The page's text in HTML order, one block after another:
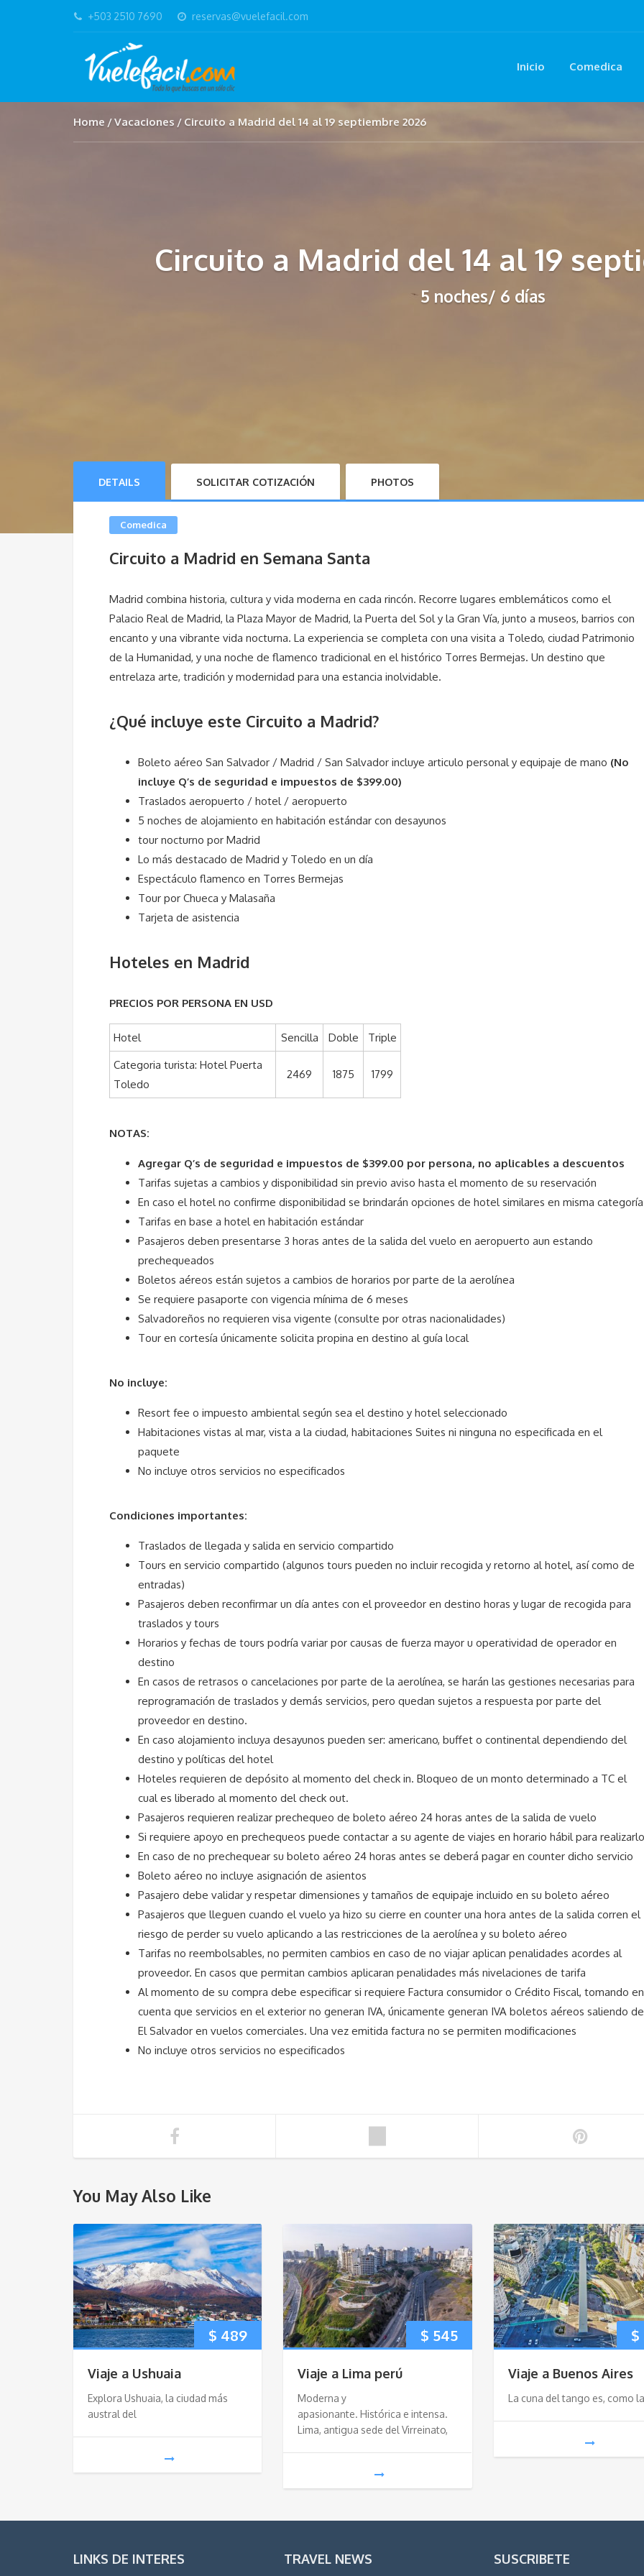
+503 2510 7690 reservas@vuelefacil.com
Inicio Comedica
Home Vacaciones Circuito a Madrid del 14 al 19 septiembre 2026
Circuito a Madrid del 14 al 19
5 noches/ 6 días
DETAILS SOLICITAR COTIZACIÓN PHOTOS
Comedica
Circuito a Madrid en Semana Santa
Madrid combina historia, cultura y vida moderna en cada rincón. Recorre lugares emblemáticos como el
Palacio Real de Madrid, la Plaza Mayor de Madrid, la Puerta del Soly la Gran Vía, junto a museos, barrios con
encanto y una vibrante vida nocturna. La experiencia se completa con una visita a Toledo, ciudad Patrimonio
de la Humanidad, y una noche de flamenco tradicional en el histórico Torres Bermejas. Un destino que
entrelaza arte, tradición y modernidad para una estancia inolvidable.
¿Qué incluye este Circuito a Madrid?
Boleto aéreo San Salvador / Madrid / San Salvador incluye articulo personal y equipaje de mano (No
incluye Q’s de seguridad e impuestos de $399.00)
Traslados aeropuerto / hotel / aeropuerto
5 noches de alojamiento en habitación estándar con desayunos
tour nocturno por Madrid
Lo más destacado de Madrid y Toledo en un día
Espectáculo flamenco en Torres Bermejas
Tour por Chueca y Malasaña
Tarjeta de asistencia
Hoteles en Madrid
PRECIOS POR PERSONA EN USD
Hotel Sencilla Doble
Triple
Categoria turista: Hotel Puerta
Toledo
2469 1875 1799
NOTAS:
Agregar Q’s de seguridad e impuestos de $399.00 por persona, no aplicables a descuentos
Tarifas sujetas a cambios y disponibilidad sin previo aviso hasta el momento de su reservación
En caso el hotel no confirme disponibilidad se brindarán opciones de hotel similares en misma categoría
Tarifas en base a hotel en habitación estándar
Pasajeros deben presentarse 3 horas antes de la salida del vuelo en aeropuerto aun estando
prechequeados
Boletos aéreos están sujetos a cambios de horarios por parte de la aerolínea
Se requiere pasaporte con vigencia mínima de 6 meses
Salvadoreños no requieren visa vigente (consulte por otras nacionalidades)
Tour en cortesía únicamente solicita propina en destino al guía local
No incluye:
Resort fee o impuesto ambiental según sea el destino y hotel seleccionado
Habitaciones vistas al mar, vista a la ciudad, habitaciones Suites ni ninguna no especificada en el
paquete
No incluye otros servicios no especificados
Condiciones importantes:
Traslados de llegada y salida en servicio compartido
Tours en servicio compartido (algunos tours pueden no incluir recogida y retorno al hotel, así como de
entradas)
Pasajeros deben reconfirmar un día antes con el proveedor en destino horas y lugar de recogida para
traslados y tours
Horarios y fechas de tours podría variar por causas de fuerza mayor u operatividad de operador en
destino
En casos de retrasos o cancelaciones por parte de la aerolínea, se harán las gestiones necesarias para
reprogramación de traslados y demás servicios, pero quedan sujetos a respuesta por parte del
proveedor en destino.
En caso alojamiento incluya desayunos pueden ser: americano, buffet o continental dependiendo del
destino y políticas del hotel
Hoteles requieren de depósito al momento del check in. Bloqueo de un monto determinado a TC el
cual es liberado al momento del check out.
Pasajeros requieren realizar prechequeo de boleto aéreo 24 horas antes de la salida de vuelo
Si requiere apoyo en prechequeos puede contactar a su agente de viajes en horario hábil para realizarlo
En caso de no prechequear su boleto aéreo 24 horas antes se deberá pagar en counter dicho servicio
Boleto aéreo no incluye asignación de asientos
Pasajero debe validar y respetar dimensiones y tamaños de equipaje incluido en su boleto aéreo
Pasajeros que lleguen cuando el vuelo ya hizo su cierre en counter una hora antes de la salida corren el
riesgo de perder su vuelo aplicando a las restricciones de la aerolínea y su boleto aéreo
Tarifas no reembolsables, no permiten cambios en caso de no viajar aplican penalidades acordes al
proveedor. En casos que permitan cambios aplicaran penalidades más nivelaciones de tarifa
Al momento de su compra debe especificar si requiere Factura consumidor o Crédito Fiscal, tomando en
cuenta que servicios en el exterior no generan IVA, únicamente generan IVA boletos aéreos saliendo de
El Salvador en vuelos comerciales. Una vez emitida factura no se permiten modificaciones
No incluye otros servicios no especificados
You May Also Like
$ 489
Viaje a Ushuaia
Explora Ushuaia, la ciudad más
austral del
$ 545
Viaje a Lima perú
Moderna y
apasionante. Histórica e intensa.
Lima, antigua sede del Virreinato,
$
Viaje a Buenos Aires
La cuna del tango es, como la
LINKS DE INTERES TRAVEL NEWS SUSCRIBETE